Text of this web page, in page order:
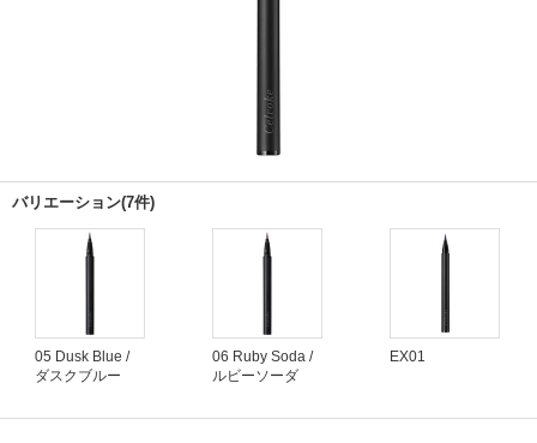
バリエーション(7件)
05 Dusk Blue /
ダスクブルー
06 Ruby Soda /
ルビーソーダ
EX01